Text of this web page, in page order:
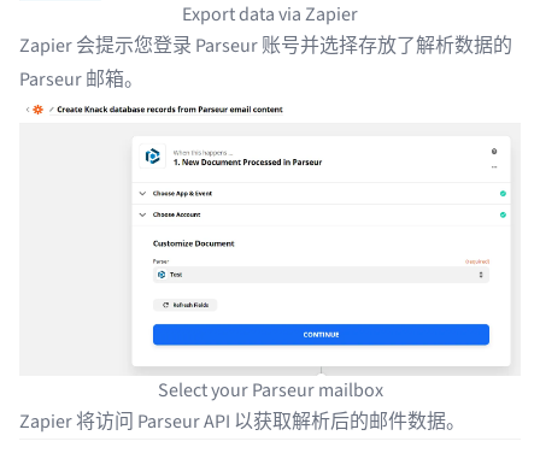
Export data via Zapier
Zapier 会提示您登录 Parseur 账号并选择存放了解析数据的
Parseur 邮箱。
Select your Parseur mailbox
Zapier 将访问 Parseur API 以获取解析后的邮件数据。